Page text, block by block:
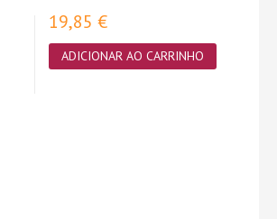
19,85 €
ADICIONAR AO CARRINHO